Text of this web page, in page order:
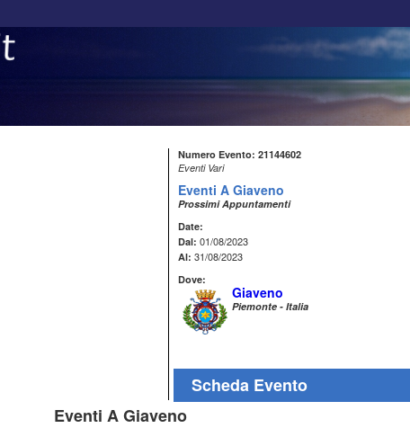
Numero Evento: 21144602
Eventi Vari
Eventi A Giaveno
Prossimi Appuntamenti
Date:
Dal: 01/08/2023
Al: 31/08/2023
Dove:
Giaveno
Piemonte - Italia
Scheda Evento
Eventi A Giaveno